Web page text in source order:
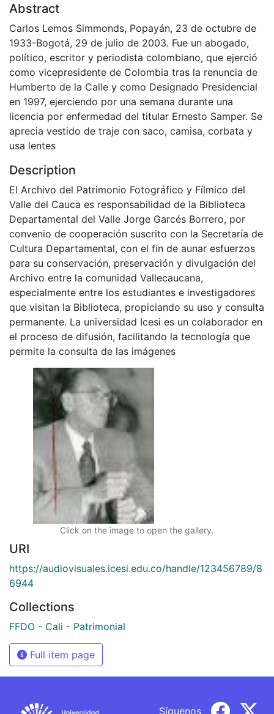
Abstract
Carlos Lemos Simmonds, Popayán, 23 de octubre de
1933-Bogotá, 29 de julio de 2003. Fue un abogado,
político, escritor y periodista colombiano, que ejerció
como vicepresidente de Colombia tras la renuncia de
Humberto de la Calle y como Designado Presidencial
en 1997, ejerciendo por una semana durante una
licencia por enfermedad del titular Ernesto Samper. Se
aprecia vestido de traje con saco, camisa, corbata y
usa lentes
Description
El Archivo del Patrimonio Fotográfico y Fílmico del
Valle del Cauca es responsabilidad de la Biblioteca
Departamental del Valle Jorge Garcés Borrero, por
convenio de cooperación suscrito con la Secretaría de
Cultura Departamental, con el fin de aunar esfuerzos
para su conservación, preservación y divulgación del
Archivo entre la comunidad Vallecaucana,
especialmente entre los estudiantes e investigadores
que visitan la Biblioteca, propiciando su uso y consulta
permanente. La universidad Icesi es un colaborador en
el proceso de difusión, facilitando la tecnología que
permite la consulta de las imágenes
Click on the image to open the gallery.
URI
https://audiovisuales.icesi.edu.co/handle/123456789/8
6944
Collections
FFDO - Cali - Patrimonial
Full item page
Síguenos